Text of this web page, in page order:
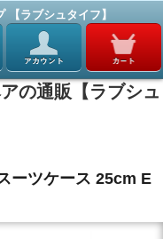
【ラブシュタイフ】
ーツケース 25cm E